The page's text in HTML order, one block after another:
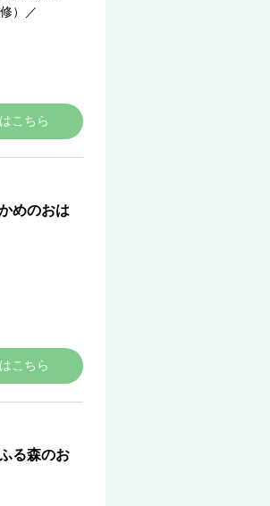
）
／
こちら
めのおは
こちら
る森のお